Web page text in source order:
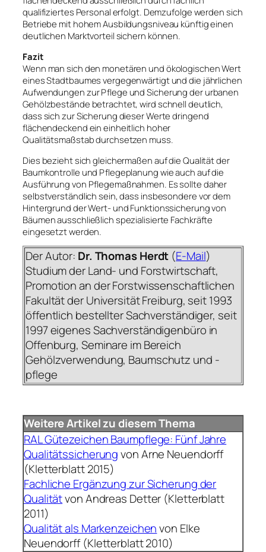
qualifiziertes Personal erfolgt. Demzufolge werden sich
Betriebe mit hohem Ausbildungsniveau künftig einen
deutlichen Marktvorteil sichern können.
Fazit
Wenn man sich den monetären und ökologischen Wert
eines Stadtbaumes vergegenwärtigt und die jährlichen
Aufwendungen zur Pflege und Sicherung der urbanen
Gehölzbestände betrachtet, wird schnell deutlich,
dass sich zur Sicherung dieser Werte dringend
flächendeckend ein einheitlich hoher
Qualitätsmaßstab durchsetzen muss.
Dies bezieht sich gleichermaßen auf die Qualität der
Baumkontrolle und Pflegeplanung wie auch auf die
Ausführung von Pflegemaßnahmen. Es sollte daher
selbstverständlich sein, dass insbesondere vor dem
Hintergrund der Wert- und Funktionssicherung von
Bäumen ausschließlich spezialisierte Fachkräfte
eingesetzt werden.
Der Autor: Dr. Thomas Herdt (E-Mail)
Studium der Land- und Forstwirtschaft,
Promotion an der Forstwissenschaftlichen
Fakultät der Universität Freiburg, seit 1993
öffentlich bestellter Sachverständiger, seit
1997 eigenes Sachverständigenbüro in
Offenburg, Seminare im Bereich
Gehölzverwendung, Baumschutz und -
pflege
Weitere Artikel zu diesem Thema
RAL Gütezeichen Baumpflege: Fünf Jahre
Qualitätssicherungvon Arne Neuendorff
(Kletterblatt 2015)
Fachliche Ergänzung zur Sicherung der
Qualitätvon Andreas Detter (Kletterblatt
2011)
Qualität als Markenzeichenvon Elke
Neuendorff (Kletterblatt 2010)